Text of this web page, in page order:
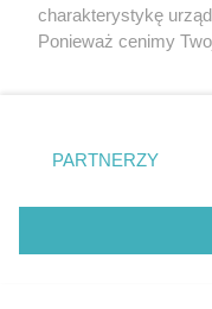
charakterystykę
Ponieważ cenimy
znajdujący się w
rodzaje
użytkownika, ale
przetwarzaniu.
na tej witrynie.
PARTNERZY